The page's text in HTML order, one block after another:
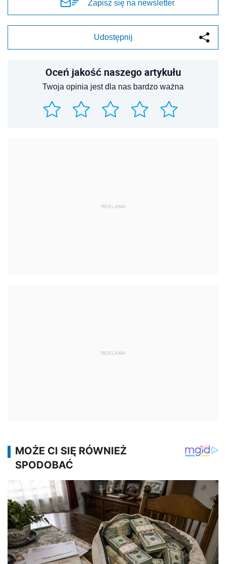
Zapisz się na newsletter
Udostępnij
Oceń jakość naszego artykułu
Twoja opinia jest dla nas bardzo ważna
REKLAMA
REKLAMA